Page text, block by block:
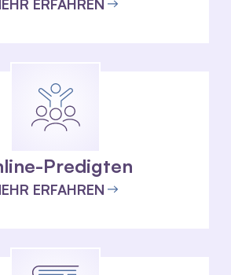
ERFAHREN
Predigten
ERFAHREN